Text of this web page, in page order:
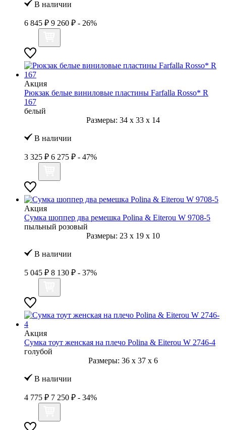
В наличии
6 845 ₽ 9 260 ₽ - 26%
Акция
Рюкзак белые виниловые пластины Farfalla Rosso* R
167
белый
Размеры: 34 x 33 x 14
В наличии
3 325 ₽ 6 275 ₽ - 47%
Акция
Сумка шоппер два ремешка Polina & Eiterou W 9708-5
пыльный розовый
Размеры: 23 x 19 x 10
В наличии
5 045 ₽ 8 130 ₽ - 37%
Акция
Сумка тоут женская на плечо Polina & Eiterou W 2746-4
голубой
Размеры: 36 x 37 x 6
В наличии
4 775 ₽ 7 250 ₽ - 34%